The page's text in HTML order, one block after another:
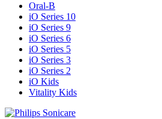
Oral-B
iO Series 10
iO Series 9
iO Series 6
iO Series 5
iO Series 3
iO Series 2
iO Kids
Vitality Kids